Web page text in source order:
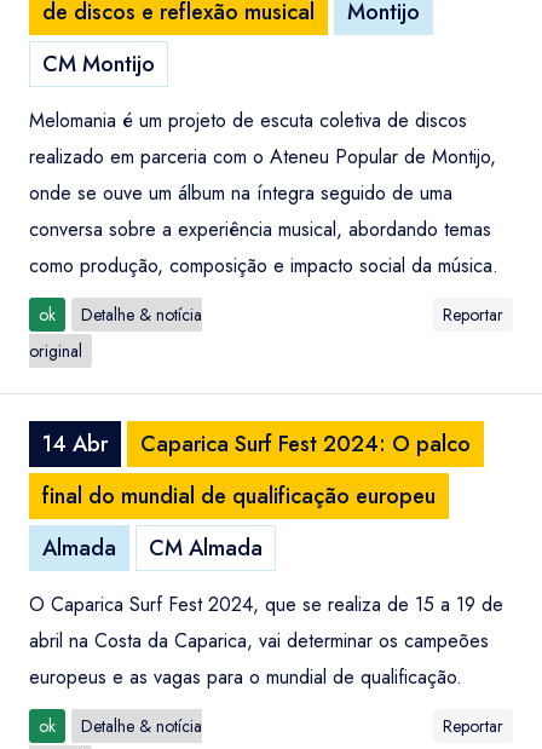
de discos e reflexão musical
Montijo
CM Montijo
Melomania é um projeto de escuta coletiva de discos
realizado em parceria com o Ateneu Popular de Montijo,
onde se ouve um álbum na íntegra seguido de uma
conversa sobre a experiência musical, abordando temas
como produção, composição e impacto social da música.
ok
Detalhe & notícia
original
Reportar
14 Abr
Caparica Surf Fest 2024: O palco
final do mundial de qualificação europeu
Almada
CM Almada
O Caparica Surf Fest 2024, que se realiza de 15 a 19 de
abril na Costa da Caparica, vai determinar os campeões
europeus e as vagas para o mundial de qualificação.
ok
Detalhe & notícia
Reportar